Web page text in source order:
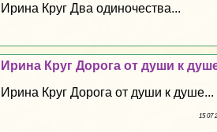
Ирина Круг Два одиночества...
Ирина Круг Дорога от души к
Ирина Круг Дорога от души к душе...
15 07